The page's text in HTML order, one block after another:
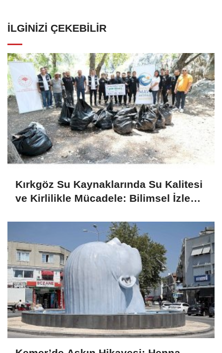
İLGINIZI ÇEKEBILIR
Kırkgöz Su Kaynaklarında Su Kalitesi
ve Kirlilikle Mücadele: Bilimsel İzleme